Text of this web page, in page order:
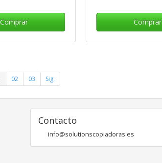
Comprar Comprar
02 03 Sig.
Contacto
info@solutionscopiadoras.es